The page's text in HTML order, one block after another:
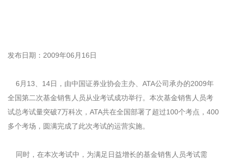
发布日期：2009年06月16日
6 月 13 14日，由中国证券业协会主办、 ATA公司承办的2009年
全国第二次基金销售人员从业考试成功举行。本次基金销售人员考
试总考试量突破7万科次， ATA共在全国部署了超过100个考点， 400
多个考场，圆满完成了此次考试的运营实施。
同时，在本次考试中，为满足日益增长的基金销售人员考试需